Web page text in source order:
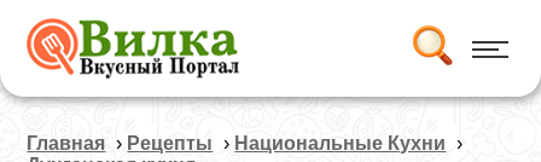
Главная › Рецепты › Национальные Кухни ›